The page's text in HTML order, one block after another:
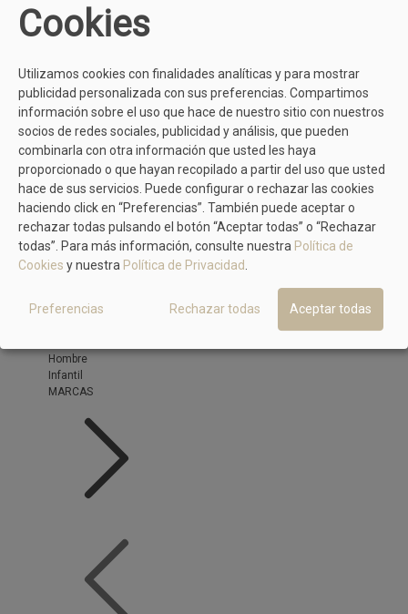
Zapatillas de casa
Alpargata
Hombre
Infantil
MARCAS
Cookies
Utilizamos cookies con finalidades analíticas y para mostrar
publicidad personalizada con sus preferencias. Compartimos
información sobre el uso que hace de nuestro sitio con nuestros
socios de redes sociales, publicidad y análisis, que pueden
combinarla con otra información que usted les haya
proporcionado o que hayan recopilado a partir del uso que usted
hace de sus servicios. Puede configurar o rechazar las cookies
haciendo click en “Preferencias”. También puede aceptar o
rechazar todas pulsando el botón “Aceptar todas” o “Rechazar
todas”. Para más información, consulte nuestra Política de
Cookies y nuestra Política de Privacidad.
Preferencias Rechazar todas Aceptar todas